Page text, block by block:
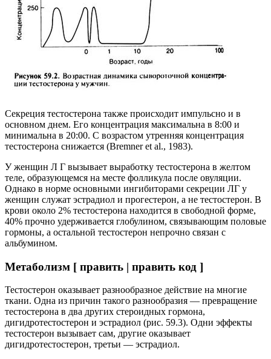
Секреция тестостерона также происходит импульсно и в
основном днем. Его концентрация максимальна в 8:00 и
минимальна в 20:00. С возрастом утренняя концентрация
тестостерона снижается (Bremner et al., 1983).
У женщин Л Г вызывает выработку тестостерона в желтом
теле, образующемся на месте фолликула после овуляции.
Однако в норме основными ингибиторами секреции ЛГ у
женщин служат эстрадиол и прогестерон, а не тестостерон. В
крови около 2% тестостерона находится в свободной форме,
40% прочно удерживается глобулином, связывающим половые
гормоны, а остальной тестостерон непрочно связан с
альбумином.
Метаболизм [ править | править код ]
Тестостерон оказывает разнообразное действие на многие
ткани. Одна из причин такого разнообразия — превращение
тестостерона в два других стероидных гормона,
дигидротестостерон и эстрадиол (рис. 59.3). Одни эффекты
тестостерон вызывает сам, другие оказывает
дигидротестостерон, третьи — эстрадиол.